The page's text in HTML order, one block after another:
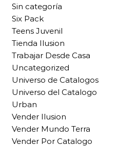
Sin categoría
Six Pack
Teens Juvenil
Tienda Ilusion
Trabajar Desde Casa
Uncategorized
Universo de Catalogos
Universo del Catalogo
Urban
Vender Ilusion
Vender Mundo Terra
Vender Por Catalogo